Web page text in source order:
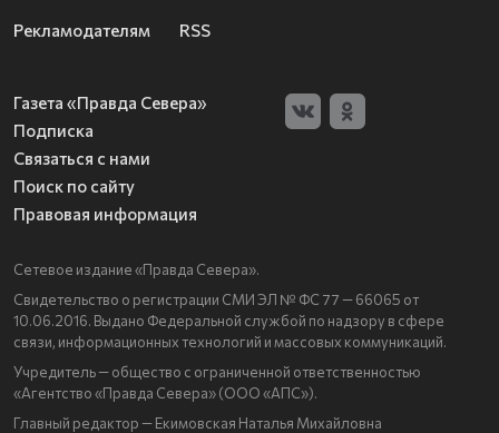
Рекламодателям RSS
Газета «Правда Севера»
Подписка
Связаться с нами
Поиск по сайту
Правовая информация
Сетевое издание «Правда Севера».
Свидетельство о регистрации СМИ ЭЛ № ФС 77 — 66065 от
10.06.2016. Выдано Федеральной службой по надзору в сфере
связи, информационных технологий и массовых коммуникаций.
Учредитель — общество с ограниченной ответственностью
«Агентство «Правда Севера» (ООО «АПС»).
Главный редактор — Екимовская Наталья Михайловна